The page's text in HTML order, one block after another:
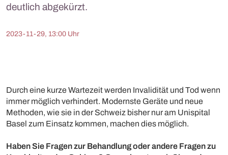
deutlich abgekürzt.
2023-11-29, 13:00 Uhr
Durch eine kurze Wartezeit werden Invalidität und Tod wenn
immer möglich verhindert. Modernste Geräte und neue
Methoden, wie sie in der Schweiz bisher nur am Unispital
Basel zum Einsatz kommen, machen dies möglich.
Haben Sie Fragen zur Behandlung oder andere Fragen zu